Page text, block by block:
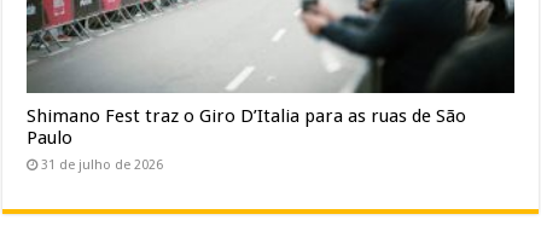
Shimano Fest traz o Giro D’Italia para as ruas de São
Paulo
31 de julho de 2026